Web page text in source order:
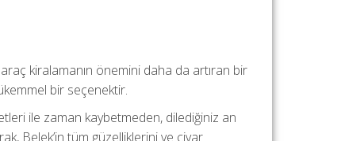
kiralamanın önemini daha da artıran bir
bir seçenektir.
ile zaman kaybetmeden, dilediğiniz an
Belek’in tüm güzelliklerini ve civar